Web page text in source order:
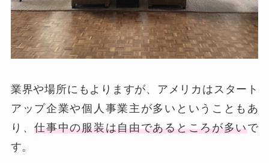
業界や場所にもよりますが、アメリカはスタート
アップ企業や個人事業主が多いということもあ
り、仕事中の服装は自由であるところが多いで
す。